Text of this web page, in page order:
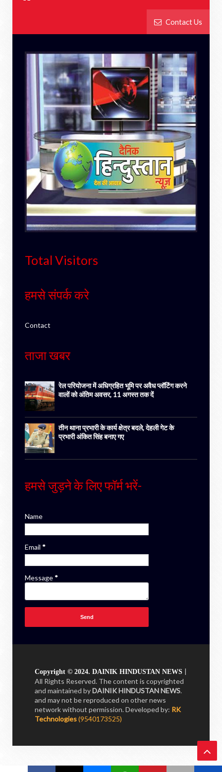
Contact Us
Total Visitors
हमसे संपर्क करे
Contact
ताजा खबर
रेल परियोजना में अधिग्रहित भूमि पर अवैध प्लॉटिंग करने
वालों को अंतिम अवसर, 11 अगस्त तक दें
तीन थाना प्रभारी के कार्य क्षेत्र बदले, देहली गेट के
प्रभारी अंकित सिंह बनाए गए
हमसे जुड़ने के लिए फॉर्म भरें-
Name
Email *
Message *
Copyright © 2024. DAINIK HINDUSTAN NEWS |
All Rights Reserved. The content is copyrighted
and maintained byDAINIK HINDUSTAN NEWS.
and may not be reproduced on other news
network without permission.Developed by: RK
Technologies(9540173525)